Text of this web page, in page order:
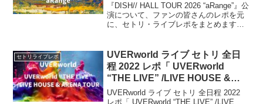
『DISH// HALL TOUR 2026 “aRange”』公
演について、ファンの皆さんのレポを元
に、セトリ・ライブレポをまとめます。
幌・東京・大阪・福岡・広島・仙台など
全12公演を予定。
セトリライブレポ
UVERworld ライブ セトリ 全日
程 2022 レポ「 UVERworld
“THE LIVE” /LIVE HOUSE &
ARENA TOUR」
UVERworld ライブ セトリ 全日程 2022
レポ「 UVERworld “THE LIVE” /LIVE